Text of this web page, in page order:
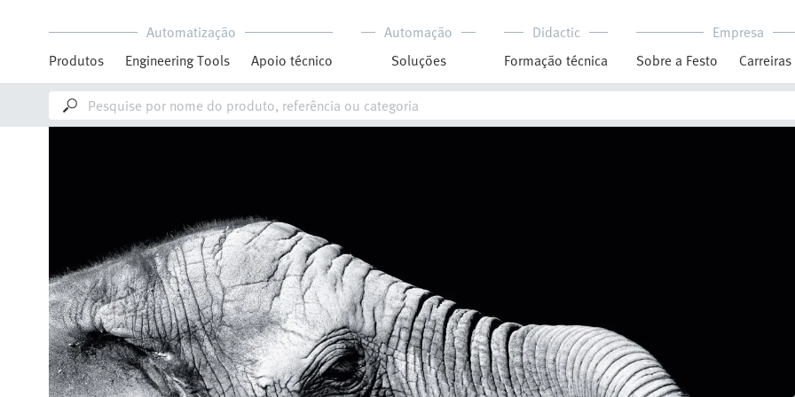
Automatização
Produtos
Engineering Tools Apoio técnico
Automação
Soluções
Didactic
Formação técnica
Empresa
Sobre a Festo
Carreiras